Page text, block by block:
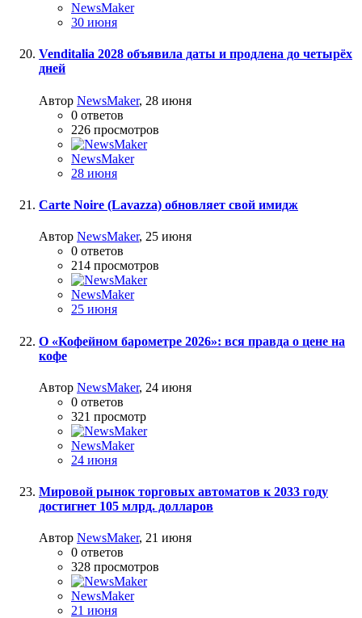
NewsMaker
30 июня
Venditalia 2028 объявила даты и продлена до четырёх
дней
Автор NewsMaker, 28 июня
0 ответов
226 просмотров
NewsMaker
28 июня
Carte Noire (Lavazza) обновляет свой имидж
Автор NewsMaker, 25 июня
0 ответов
214 просмотров
NewsMaker
25 июня
О «Кофейном барометре 2026»: вся правда о цене на
кофе
Автор NewsMaker, 24 июня
0 ответов
321 просмотр
NewsMaker
24 июня
Мировой рынок торговых автоматов к 2033 году
достигнет 105 млрд. долларов
Автор NewsMaker, 21 июня
0 ответов
328 просмотров
NewsMaker
21 июня